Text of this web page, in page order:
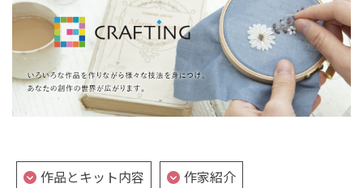
作品とキット内容 作家紹介